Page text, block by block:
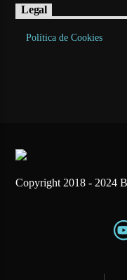
Legal
Política de Cookies
Copyright 2018 - 2024